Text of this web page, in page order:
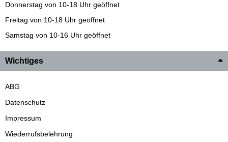
Donnerstag von 10-18 Uhr geöffnet
Freitag von 10-18 Uhr geöffnet
Samstag von 10-16 Uhr geöffnet
Wichtiges
ABG
Datenschutz
Impressum
Wiederrufsbelehrung